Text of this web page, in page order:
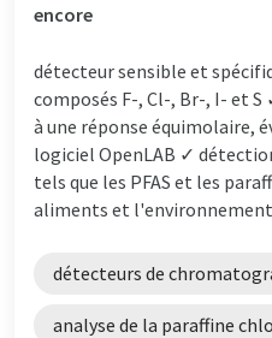
encore
détecteur sensible et
composés F-, Cl-, Br-, I- et
à une réponse équimolaire,
logiciel OpenLAB ✓
tels que les PFAS et les
aliments et
détecteurs de
analyse de la paraffine